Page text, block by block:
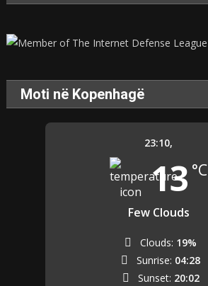
Moti në Kopenhagë
23:10,
13 °C
Few Clouds
Clouds: 19%
Sunrise: 04:28
Sunset: 20:02